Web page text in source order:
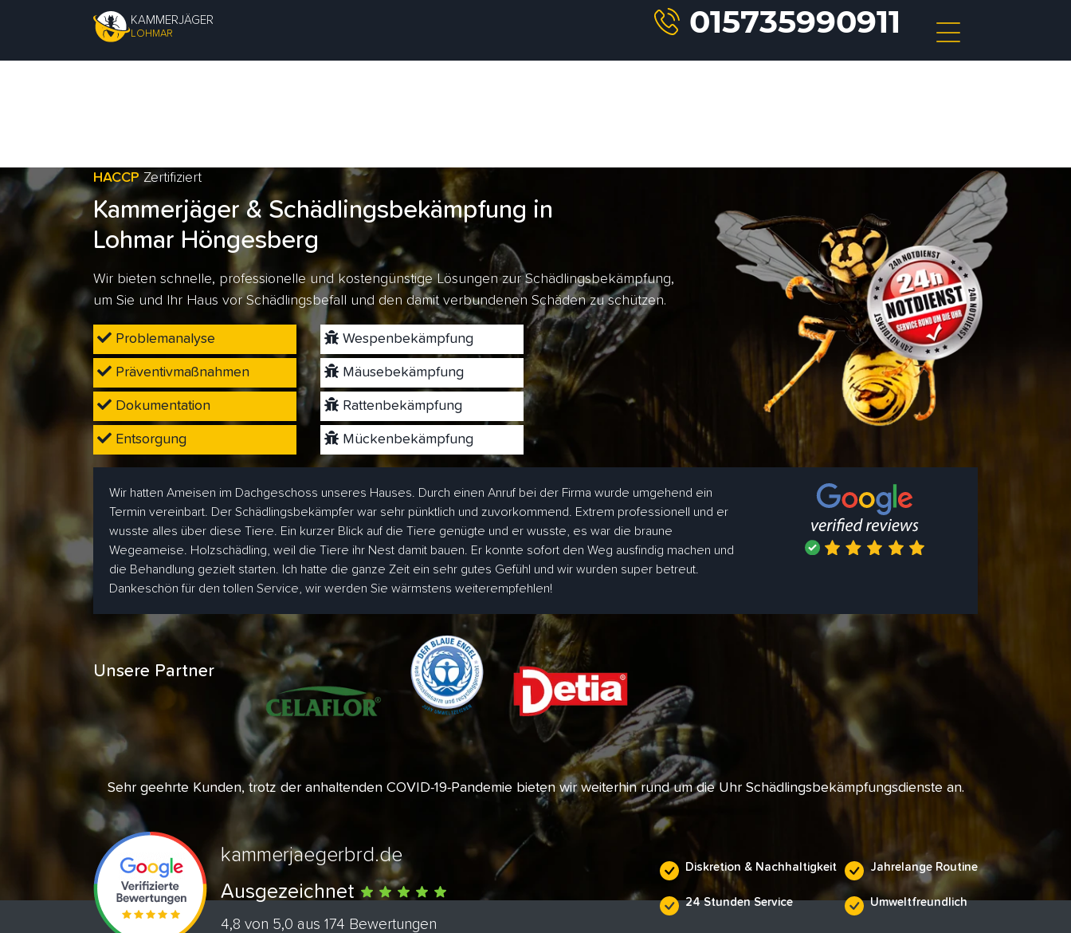
KAMMERJÄGER
LOHMAR
HACCP Zertifiziert
Kammerjäger & Schädlingsbekämpfung in
Lohmar Höngesberg
Wir bieten schnelle, professionelle und kostengünstige Lösungen zur Schädlingsbekämpfung,
um Sie und Ihr Haus vor Schädlingsbefall und den damit verbundenen Schäden zu schützen.
Problemanalyse
Präventivmaßnahmen
Dokumentation
Entsorgung
Wespenbekämpfung
Mäusebekämpfung
Rattenbekämpfung
Mückenbekämpfung
Wir hatten Ameisen im Dachgeschoss unseres Hauses. Durch einen Anruf bei der Firma wurde umgehend ein
Termin vereinbart. Der Schädlingsbekämpfer war sehr pünktlich und zuvorkommend. Extrem professionell und er
wusste alles über diese Tiere. Ein kurzer Blick auf die Tiere genügte und er wusste, es war die braune
Wegeameise. Holzschädling, weil die Tiere ihr Nest damit bauen. Er konnte sofort den Weg ausfindig machen und
die Behandlung gezielt starten. Ich hatte die ganze Zeit ein sehr gutes Gefühl und wir wurden super betreut.
Dankeschön für den tollen Service, wir werden Sie wärmstens weiterempfehlen!
Unsere Partner
Sehr geehrte Kunden, trotz der anhaltenden COVID-19-Pandemie bieten wir weiterhin rund um die Uhr Schädlingsbekämpfungsdienste an.
kammerjaegerbrd.de
Ausgezeichnet
4,8 von 5,0 aus 174 Bewertungen
Diskretion & Nachhaltigkeit
24 Stunden Service
Jahrelange Routine
Umweltfreundlich